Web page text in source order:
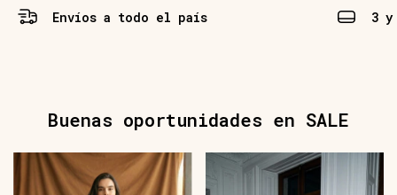
Envíos a todo el país 3
Buenas oportunidades en SALE